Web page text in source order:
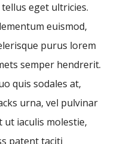
eget ultricies.
euismod,
purus lorem
semper hendrerit.
quis sodales at,
urna, vel pulvinar
iaculis molestie,
patent taciti